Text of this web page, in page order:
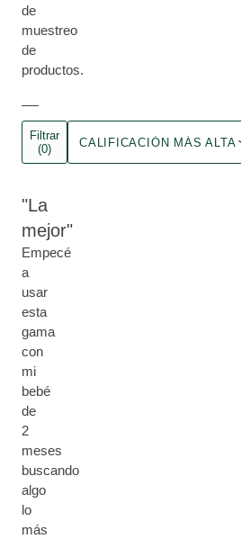
de
muestreo
de
productos.
Filtrar
(0)
CALIFICACIÓN MÁS ALTA
La
mejor
Empecé
a
usar
esta
gama
con
mi
bebé
de
2
meses
buscando
algo
lo
más